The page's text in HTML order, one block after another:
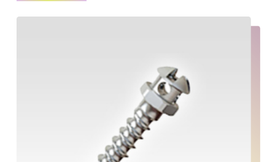
よくある質問
そう生（ガタガタ・八重歯）
上顎前突（出っ歯）